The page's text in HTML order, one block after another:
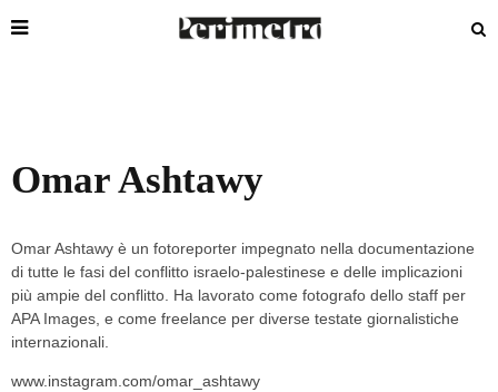
Omar Ashtawy
Omar Ashtawy è un fotoreporter impegnato nella documentazione
di tutte le fasi del conflitto israelo-palestinese e delle implicazioni
più ampie del conflitto. Ha lavorato come fotografo dello staff per
APA Images, e come freelance per diverse testate giornalistiche
internazionali.
www.instagram.com/omar_ashtawy